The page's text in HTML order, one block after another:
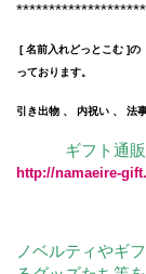
[ 名前入れどっとこむ ]の
っております。
引き出物 、 内祝い 、 法
ギフト通
http://namaeire-
ノベルティやギ